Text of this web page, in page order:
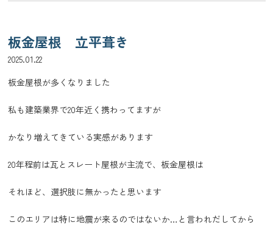
板金屋根 立平葺き
2025.01.22
板金屋根が多くなりました
私も建築業界で20年近く携わってますが
かなり増えてきている実感があります
20年程前は瓦とスレート屋根が主流で、板金屋根は
それほど、選択肢に無かったと思います
このエリアは特に地震が来るのではないか…と言われだしてから